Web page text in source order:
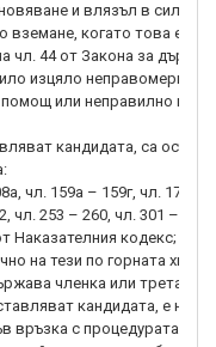
и влязъл в сила
вземане, когато това е
чл. 44 от Закона за
изцяло неправомерна и
или неправилно
кандидата, са
чл. 159а – 159г, чл. 172,
чл. 253 – 260, чл. 301 – 307,
Наказателния кодекс;
на тези по горната
членка или трета
кандидата, е
връзка с процедурата за